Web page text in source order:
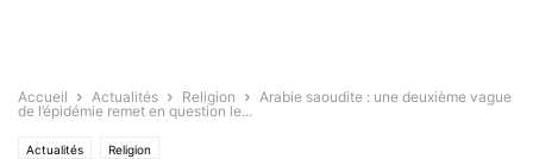
Accueil Actualités Religion
Arabie saoudite : une deuxième vague
de l’épidémie remet en question le...
Actualités Religion